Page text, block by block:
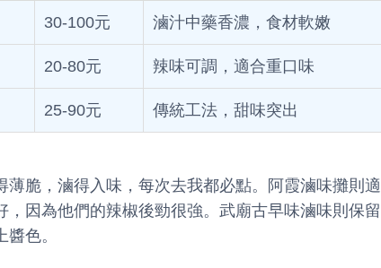
30-100元 滷汁中藥香濃，食材軟嫩
20-80元 辣味可調，適合重口味
25-90元 傳統工法，甜味突出
脆，滷得入味，每次去我都必點。阿霞滷味攤則適
因為他們的辣椒後勁很強。武廟古早味滷味則保留
色。